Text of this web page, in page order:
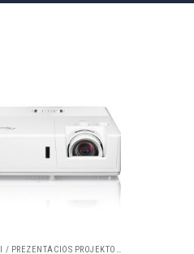
IRODAI / PREZENTÁCIÓS PROJEKTOROK